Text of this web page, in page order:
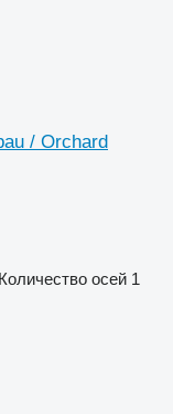
/ Orchard
Количество осей 1